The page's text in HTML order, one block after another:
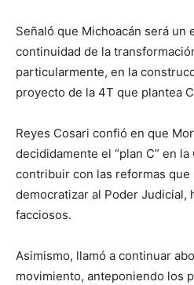
Señaló que Michoacán será un
continuidad de la
particularmente, en la
proyecto de la 4T que plantea
Reyes Cosari confió en que
decididamente el “plan C” en la
contribuir con las reformas
democratizar al Poder Judicial,
facciosos.
Asimismo, llamó a continuar
movimiento, anteponiendo los